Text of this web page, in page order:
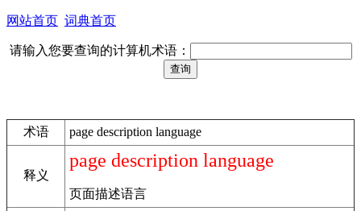
网站首页 词典首页
请输入您要查询的计算机术语：
术语 page description language
释义
page description language
页面描述语言